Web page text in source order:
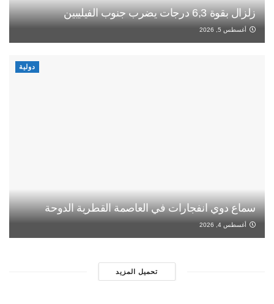
زلزال بقوة 6,3 درجات يضرب جنوب الفيليبين
أغسطس 5, 2026
دولية
سماع دوي انفجارات في العاصمة القطرية الدوحة
أغسطس 4, 2026
تحميل المزيد